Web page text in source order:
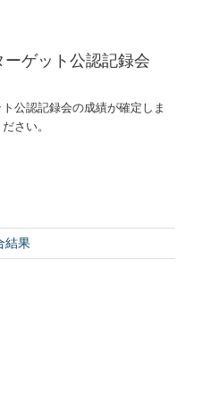
ーゲット公認記録会
公認記録会の成績が確定しま
さい。
結果